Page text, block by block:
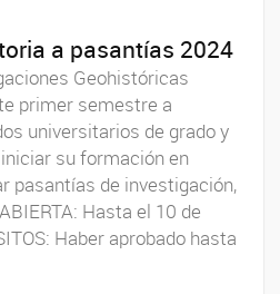
a pasantías 2024
Geohistóricas
primer semestre a
universitarios de grado y
su formación en
pasantías de investigación,
Hasta el 10 de
Haber aprobado hasta